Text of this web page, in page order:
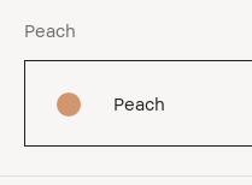
Peach
Peach